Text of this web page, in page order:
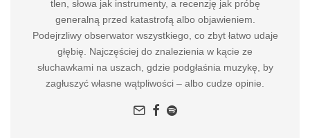
tlen, słowa jak instrumenty, a recenzję jak próbę
generalną przed katastrofą albo objawieniem.
Podejrzliwy obserwator wszystkiego, co zbyt łatwo udaje
głębię. Najczęściej do znalezienia w kącie ze
słuchawkami na uszach, gdzie podgłaśnia muzykę, by
zagłuszyć własne wątpliwości – albo cudze opinie.